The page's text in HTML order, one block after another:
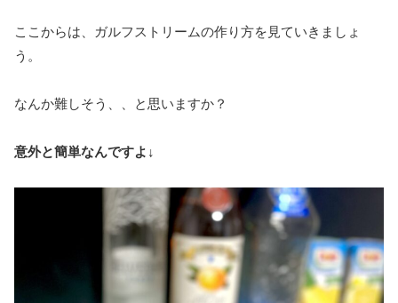
ここからは、ガルフストリームの作り方を見ていきましょ
う。
なんか難しそう、、と思いますか？
意外と簡単なんですよ↓